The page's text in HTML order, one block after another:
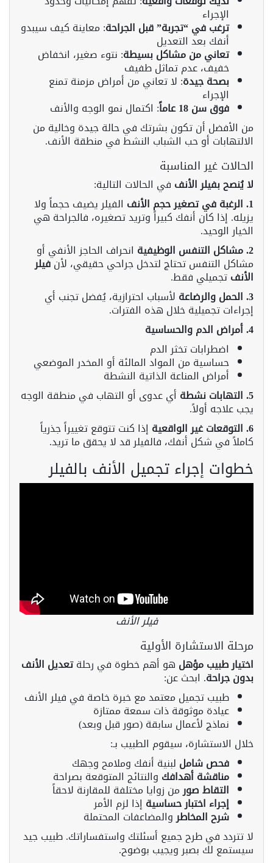
الإجراء
ترغب في “تجربة” قبل الجراحة: معاينة كيف سيبدو
أنفك بعد التعديل
تعاني من مشاكل بسيطة: نتوء صغير، انخفاض
خفيف، عدم تماثل طفيف
بصحة جيدة: لا تعاني من أمراض مزمنة تمنع
الإجراء
فوق سن 18 عاماً
: اكتمال نمو الوجه والأنف
من الأفضل أن تكون بشرتك في حالة جيدة وخالية من
الالتهابات أو حب الشباب النشط في منطقة الأنف.
الحالات غير المناسبة
لا يُنصح بفيلر الأنف في الحالات التالية:
1. الرغبة في تصغير حجم الأنف
الفيلر يضيف حجماً ولا
يزيله. إذا كان أنفك كبيراً وتريد تصغيره، فالجراحة هي
الخيار الوحيد.
2. مشاكل التنفس الوظيفية
انحراف الحاجز الأنفي أو
مشاكل التنفس تحتاج لتدخل جراحي حقيقي، لأنفيلر
الأنفتجميلي فقط.
3. الحمل والرضاعة
لأسباب احترازية، يُفضل تجنب أي
إجراءات تجميلية خلال هذه الفترات.
4. أمراض الدم والحساسية
اضطرابات تخثر الدم
حساسية من المواد المالئة أو المخدر الموضعي
أمراض المناعة الذاتية النشطة
5. التهابات نشطة
أي عدوى أو التهاب في منطقة الوجه
يجب علاجه أولاً.
6. التوقعات غير الواقعية
إذا كنت تتوقع تغييراً جذرياً
كاملاً في شكل أنفك، فالفيلر قد لا يحقق ما تريد.
خطوات إجراء تجميل الأنف بالفيلر
فيلر الأنف
مرحلة الاستشارة الأولية
اختيار طبيب مؤهل هو أهم خطوة في رحلةتعديل الأنف
بدون جراحة. ابحث عن:
طبيب تجميل معتمد مع خبرة خاصة في فيلر الأنف
عيادة موثوقة ذات سمعة ممتازة
نماذج لأعمال سابقة (صور قبل وبعد)
خلال الاستشارة، سيقوم الطبيب بـ:
فحص شامل لبنية أنفك وملامح وجهك
مناقشة أهدافك والنتائج المتوقعة بصراحة
التقاط صورمن زوايا مختلفة للمقارنة لاحقاً
إجراء اختبار حساسية إذا لزم الأمر
شرح المخاطروالمضاعفات المحتملة
لا تتردد في طرح جميع أسئلتك واستفساراتك. طبيب جيد
سيستمع لك بصبر ويجيب بوضوح.